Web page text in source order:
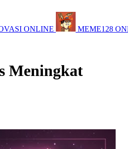
ONLINE MEME128
Meningkat